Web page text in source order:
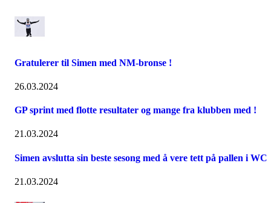
Gratulerer til Simen med NM-bronse !
26.03.2024
GP sprint med flotte resultater og mange fra klubben med !
21.03.2024
Simen avslutta sin beste sesong med å vere tett på pallen i WC
21.03.2024